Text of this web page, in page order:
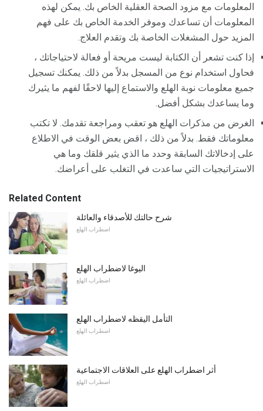
المعلومات مع مزود الصحة العقلية الخاص بك. يمكن لهذه
المعلومات أن تساعدك وموفر الخدمة الخاص بك على فهم
المزيد حول المشغلات الخاصة بك وتقدم العلاج.
إذا كنت تشعر أن الكتابة ليست مريحة أو فعالة لاحتياجاتك ،
فحاول استخدام نوع من المسجل بدلاً من ذلك. يمكنك تسجيل
جميع معلومات نوبة الهلع والاستماع إليها لاحقًا لفهم ما يثيرك
وما يساعدك بشكل أفضل.
الغرض من مذكرات الهلع هو تعقب ومراجعة تقدمك. لا تكتب
معلوماتك فقط. بدلاً من ذلك ، اقض بعض الوقت في الاطلاع
على إدخالاتك السابقة وحدد ما الذي يثير قلقك وما هي
الاستراتيجيات التي ساعدت في التغلب على أعراضك.
Related Content
شرح حالتك للأصدقاء والعائلة
اضطراب الهلع
اليوغا لاضطراب الهلع
اضطراب الهلع
التأمل اليقظه لاضطراب الهلع
اضطراب الهلع
أثر اضطراب الهلع على العلاقات الاجتماعية
اضطراب الهلع